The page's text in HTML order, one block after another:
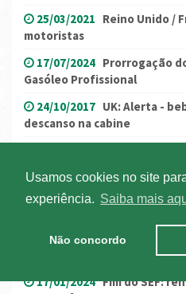
Usamos cookies no site
experiência.
Saiba mais
Não concordo
25/03/2021 Reino Unido /
motoristas
17/07/2024 Prorrogação
Gasóleo Profissional
24/10/2017 UK: Alerta -
descanso na cabine
22/03/2016
Restrições à
Páscoa
21/01/2021 Governo
confinamento (atualização
17/01/2024 Fim do SEF: